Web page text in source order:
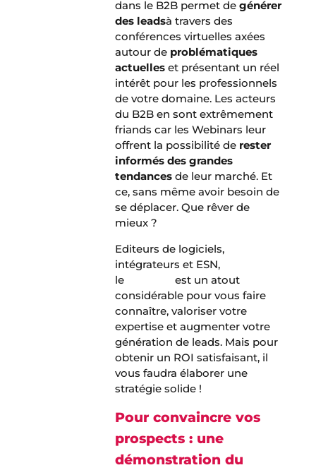
dans le B2B permet degénérer
des leadsà travers des
conférences virtuelles axées
autour de problématiques
actuelles et présentant un réel
intérêt pour les professionnels
de votre domaine. Les acteurs
du B2B en sont extrêmement
friands car les Webinars leur
offrent la possibilité de rester
informés des grandes
tendances de leur marché. Et
ce, sans même avoir besoin de
se déplacer. Que rêver de
mieux ?
Editeurs de logiciels,
intégrateurs et ESN,
le
est un atout
considérable pour vous faire
connaître, valoriser votre
expertise et augmenter votre
génération de leads. Mais pour
obtenir un ROI satisfaisant, il
vous faudra élaborer une
stratégie solide !
Pour convaincre vos
prospects : une
démonstration du